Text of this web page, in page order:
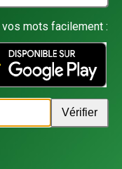
mots facilement :